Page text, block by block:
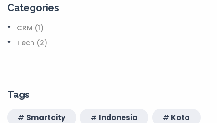
Categories
CRM (1)
Tech (2)
Tags
Smartcity Indonesia Kota